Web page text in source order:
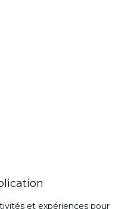
et expériences pour